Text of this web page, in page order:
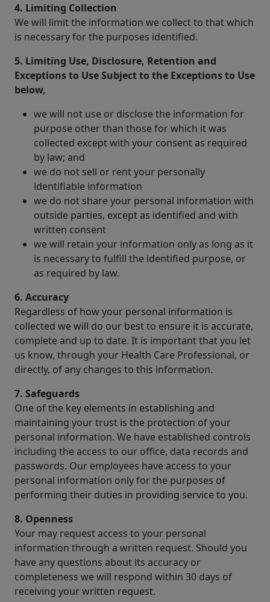
4. Limiting Collection
We will limit the information we collect to that which
is necessary for the purposes identified.
5. Limiting Use, Disclosure, Retention and
Exceptions to Use Subject to the Exceptions to Use
below,
we will not use or disclose the information for
purpose other than those for which it was
collected except with your consent as required
by law; and
we do not sell or rent your personally
identifiable information
we do not share your personal information with
outside parties, except as identified and with
written consent
we will retain your information only as long as it
is necessary to fulfill the identified purpose, or
as required by law.
6. Accuracy
Regardless of how your personal information is
collected we will do our best to ensure it is accurate,
complete and up to date. It is important that you let
us know, through your Health Care Professional, or
directly, of any changes to this information.
7. Safeguards
One of the key elements in establishing and
maintaining your trust is the protection of your
personal information. We have established controls
including the access to our office, data records and
passwords. Our employees have access to your
personal information only for the purposes of
performing their duties in providing service to you.
8. Openness
Your may request access to your personal
information through a written request. Should you
have any questions about its accuracy or
completeness we will respond within 30 days of
receiving your written request.